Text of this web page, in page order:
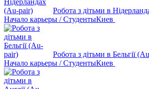
Робота з дітьми в
Начало карьеры / СтудентыКиев
Робота з дітьми в Бельгії
Начало карьеры / СтудентыКиев